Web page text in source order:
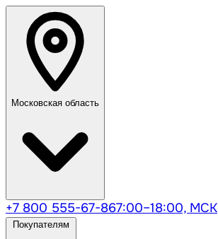
Московская область
+7 800 555-67-867:00–18:00, МСК